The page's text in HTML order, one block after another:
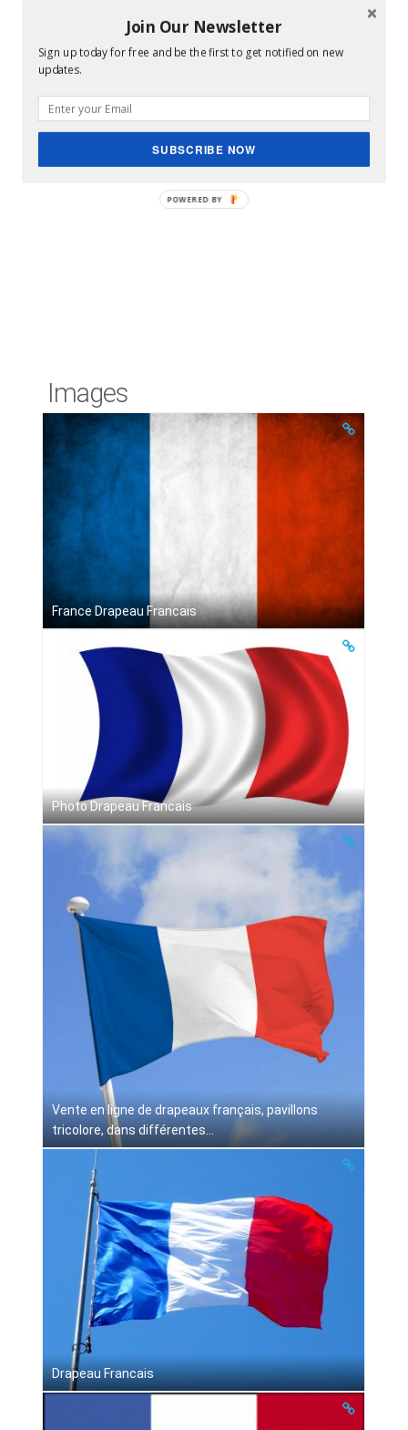
Images
France Drapeau Francais
Photo Drapeau Francais
Vente en ligne de drapeaux français, pavillons
tricolore, dans différentes...
Drapeau Francais
Join Our Newsletter
Sign up today for free and be the first to get notified on new
updates.
SUBSCRIBE NOW